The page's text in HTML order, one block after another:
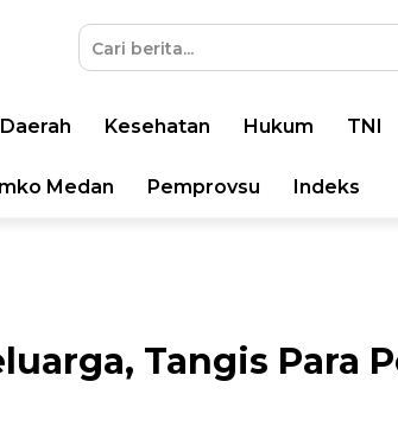
Daerah Kesehatan Hukum TNI
Medan Pemprovsu Indeks
Tangis Para